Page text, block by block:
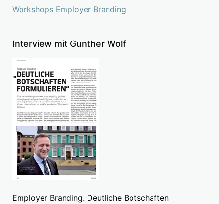
Workshops Employer Branding
Interview mit Gunther Wolf
Employer Branding. Deutliche Botschaften